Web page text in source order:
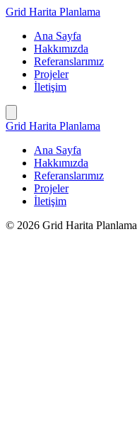
İçeriğe
Grid Harita Planlama
Ana Sayfa
Hakkımızda
Referanslarımız
Projeler
İletişim
Grid Harita Planlama
Ana Sayfa
Hakkımızda
Referanslarımız
Projeler
İletişim
© 2026 Grid Harita Planlama